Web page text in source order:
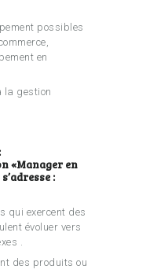
possibles
en
la gestion
«Manager en
:
qui exercent des
évoluer vers
.
des produits ou